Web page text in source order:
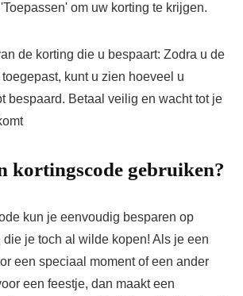
om uw korting te krijgen.
de korting die u bespaart: Zodra u de
kunt u zien hoeveel u
bespaard. Betaal veilig en wacht tot je
​​kortingscode gebruiken?
kun je eenvoudig besparen op
die je toch al wilde kopen! Als je een
een speciaal moment of een ander
een feestje, dan maakt een